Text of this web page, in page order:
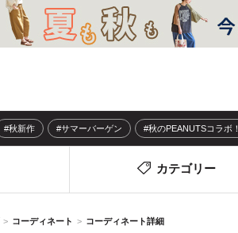
#秋新作 #サマーバーゲン #秋のPEANUTSコラボ！
カテゴリー
コーディネート コーディネート詳細